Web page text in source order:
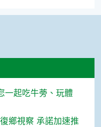
一起吃牛蒡、玩體
鄉視察 承諾加速推